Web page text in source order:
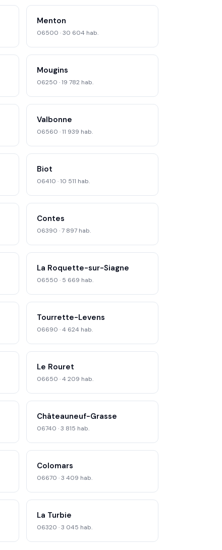
Menton
06500 · 30 604 hab.
Mougins
06250 · 19 782 hab.
Valbonne
06560 · 11 939 hab.
Biot
06410 · 10 511 hab.
Contes
06390 · 7 897 hab.
La Roquette-sur-Siagne
06550 · 5 669 hab.
Tourrette-Levens
06690 · 4 624 hab.
Le Rouret
06650 · 4 209 hab.
Châteauneuf-Grasse
06740 · 3 815 hab.
Colomars
06670 · 3 409 hab.
La Turbie
06320 · 3 045 hab.